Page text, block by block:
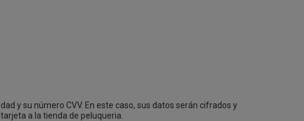
y su número CVV. En este caso, sus datos serán cifrados y
a la tienda de peluqueria.